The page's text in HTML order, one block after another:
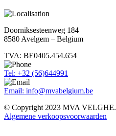
Doorniksesteenweg 184
8580 Avelgem – Belgium
TVA: BE0405.454.654
Tel: +32 (56)644991
Email: info@mvabelgium.be
© Copyright 2023 MVA VELGHE.
Algemene verkoopsvoorwaarden